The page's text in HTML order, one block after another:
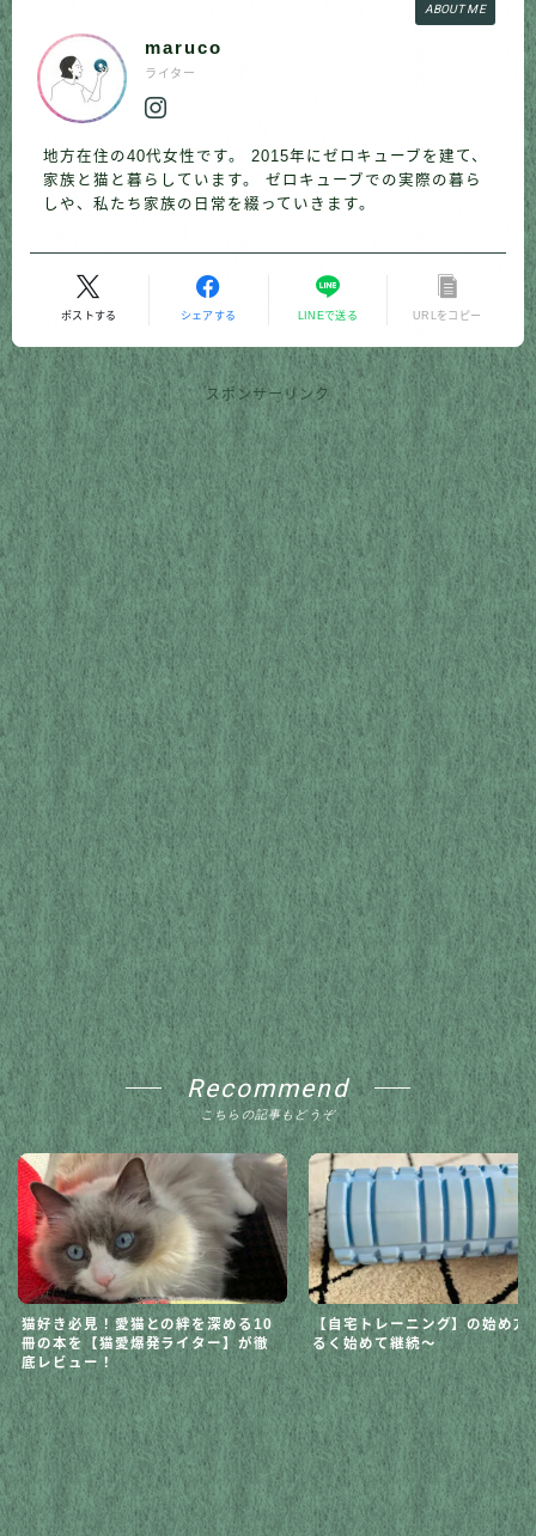
ABOUT ME
maruco
ライター
地方在住の40代女性です。 2015年にゼロキューブを建て、
家族と猫と暮らしています。 ゼロキューブでの実際の暮ら
しや、私たち家族の日常を綴っていきます。
ポストする シェアする LINEで送る URLをコピー
スポンサーリンク
Recommend
こちらの記事もどうぞ
猫好き必見！愛猫との絆を深める10
冊の本を【猫愛爆発ライター】が徹
底レビュー！
【自宅トレーニング】の始め方
るく始めて継続〜